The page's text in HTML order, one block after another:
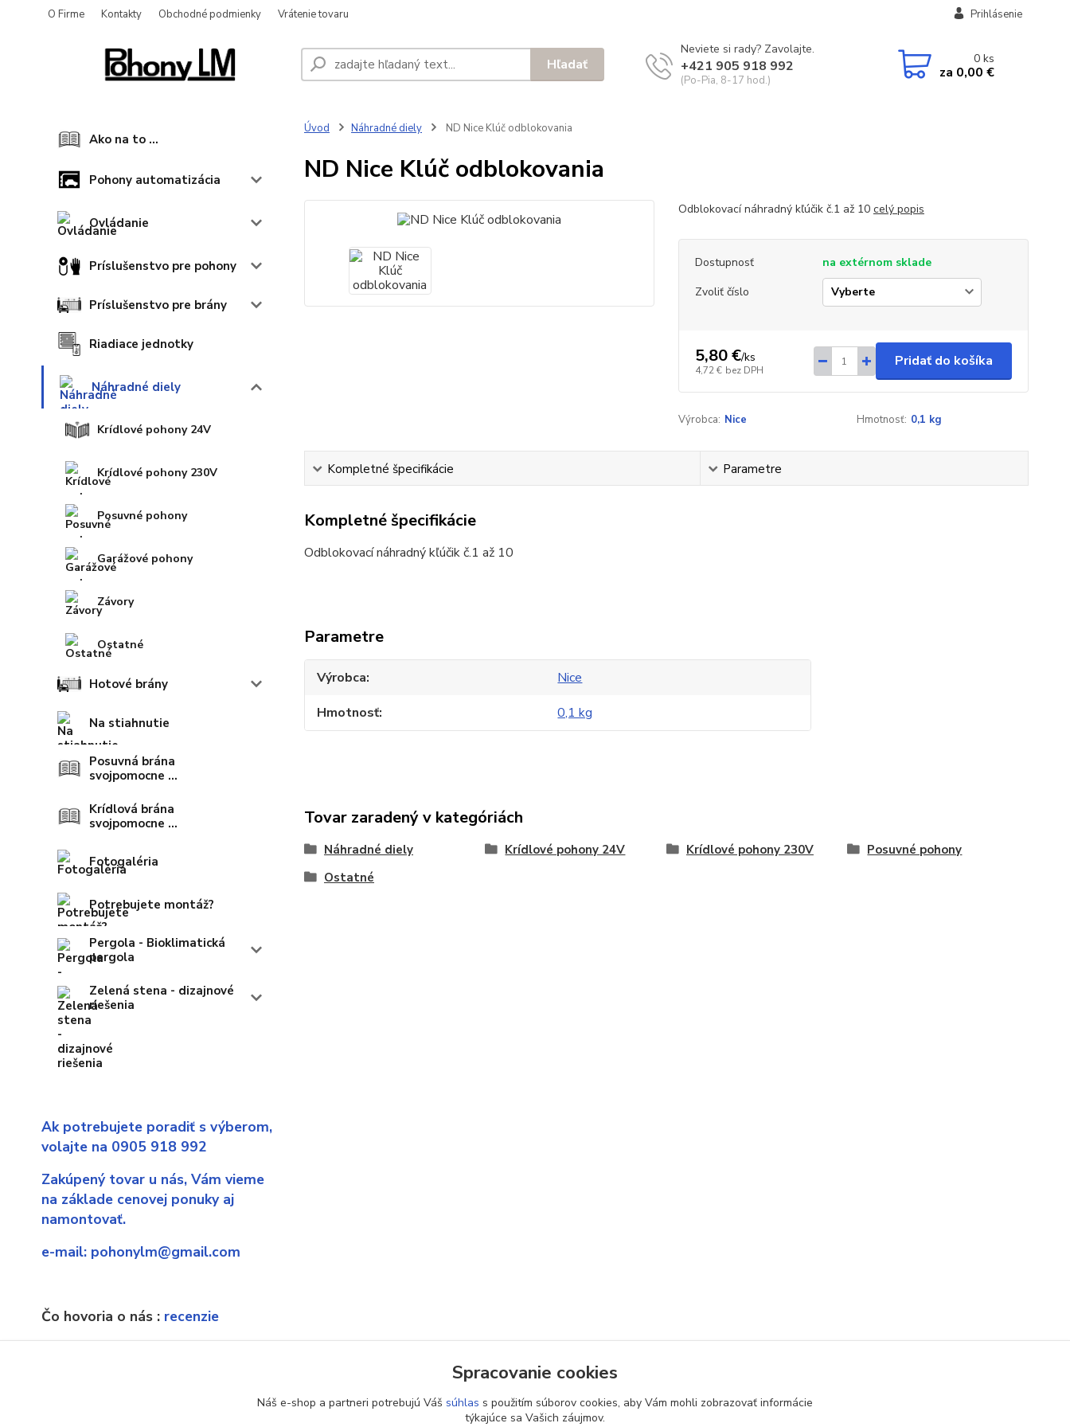
O Firme Kontakty Obchodné podmienky Vrátenie tovaru Prihlásenie
Hľadať
Neviete si rady? Zavolajte.
+421 905 918 992
(Po-Pia, 8-17 hod.)
0ks
za 0,00 €
Ako na to ...
Pohony automatizácia
Ovládanie
Príslušenstvo pre pohony
Príslušenstvo pre brány
Riadiace jednotky
Náhradné diely
Krídlové pohony 24V
Krídlové pohony 230V
Posuvné pohony
Garážové pohony
Závory
Ostatné
Hotové brány
Na stiahnutie
Posuvná brána
svojpomocne ...
Krídlová brána
svojpomocne ...
Fotogaléria
Potrebujete montáž?
Pergola - Bioklimatická
pergola
Zelená stena - dizajnové
riešenia
Ak potrebujete poradiť s výberom,
volajte na 0905 918 992
Zakúpený tovar u nás, Vám vieme
na základe cenovej ponuky aj
namontovať.
e-mail: pohonylm@gmail.com
Čo hovoria o nás : recenzie
Úvod Náhradné diely ND Nice Klúč odblokovania
ND Nice Klúč odblokovania
Odblokovací náhradný kľúčik č.1 až 10 celý popis
Dostupnosť
na extérnom sklade
Zvoliť číslo
5,80 €/ks
4,72 € bez DPH
Pridať do košíka
Výrobca: Nice Hmotnosť: 0,1 kg
Kompletné špecifikácie Parametre
Kompletné špecifikácie
Odblokovací náhradný kľúčik č.1 až 10
Parametre
Výrobca
Nice
Hmotnosť
0,1 kg
Tovar zaradený v kategóriách
Náhradné diely Krídlové pohony 24V Krídlové pohony 230V
Posuvné pohony
Ostatné
Spracovanie cookies
Náš e-shop a partneri potrebujú Váš súhlas s použitím súborov cookies, aby Vám mohli zobrazovať informácie
týkajúce sa Vašich záujmov.